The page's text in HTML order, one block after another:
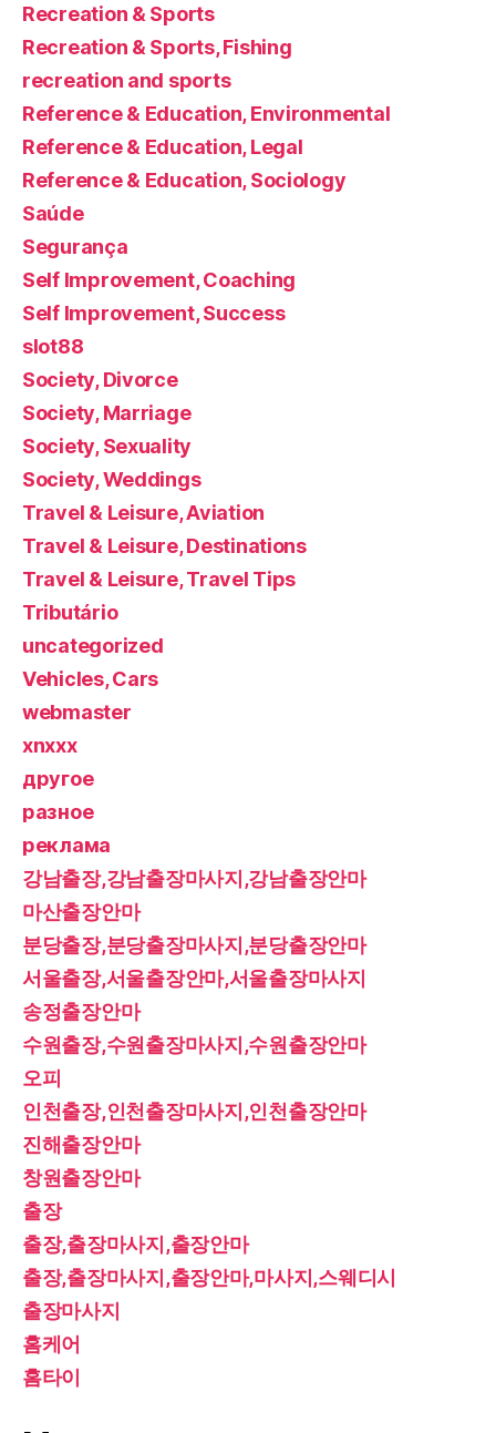
Recreation & Sports
Recreation & Sports, Fishing
recreation and sports
Reference & Education, Environmental
Reference & Education, Legal
Reference & Education, Sociology
Saúde
Segurança
Self Improvement, Coaching
Self Improvement, Success
slot88
Society, Divorce
Society, Marriage
Society, Sexuality
Society, Weddings
Travel & Leisure, Aviation
Travel & Leisure, Destinations
Travel & Leisure, Travel Tips
Tributário
uncategorized
Vehicles, Cars
webmaster
xnxxx
другое
разное
реклама
강남출장,강남출장마사지,강남출장안마
마산출장안마
분당출장,분당출장마사지,분당출장안마
서울출장,서울출장안마,서울출장마사지
송정출장안마
수원출장,수원출장마사지,수원출장안마
오피
인천출장,인천출장마사지,인천출장안마
진해출장안마
창원출장안마
출장
출장,출장마사지,출장안마
출장,출장마사지,출장안마,마사지,스웨디시
출장마사지
홈케어
홈타이